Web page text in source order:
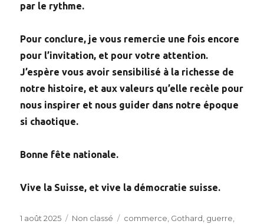
par le rythme.
Pour conclure, je vous remercie une fois encore
pour l’invitation, et pour votre attention.
J’espère vous avoir sensibilisé à la richesse de
notre histoire, et aux valeurs qu’elle recèle pour
nous inspirer et nous guider dans notre époque
si chaotique.
Bonne fête nationale.
Vive la Suisse, et vive la démocratie suisse.
Posted
1 août 2025 Categories
Non classé Tags
commerce, Gothard, guerre,